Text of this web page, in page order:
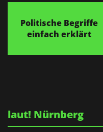
Politische Begriffe
einfach erklärt
laut! Nürnberg